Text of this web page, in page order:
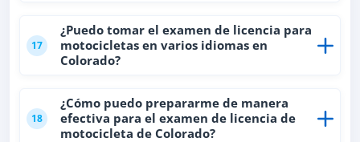
17
¿Puedo tomar el examen de licencia para
motocicletas en varios idiomas en
Colorado?
18
¿Cómo puedo prepararme de manera
efectiva para el examen de licencia de
motocicleta de Colorado?